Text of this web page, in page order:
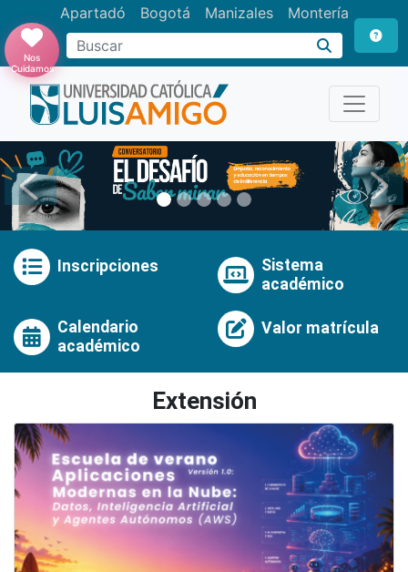
Apartadó Bogotá Manizales Montería
Buscar
Nos
Cuidamos
Anterior
Inscripciones
Sistema
académico
Calendario
académico
Valor matrícula
Extensión